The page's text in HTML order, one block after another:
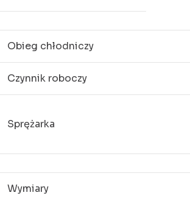
Obieg chłodniczy
Czynnik roboczy
Sprężarka
Wymiary